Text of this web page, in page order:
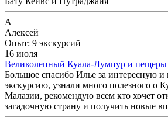
А
Алексей
Опыт: 9 экскурсий
16 июля
Великолепный Куала-Лумпур и пещеры
Большое спасибо Илье за интересную и
экскурсию, узнали много полезного о
Малазии, рекомендую всем кто хочет
загадочную страну и получить новые